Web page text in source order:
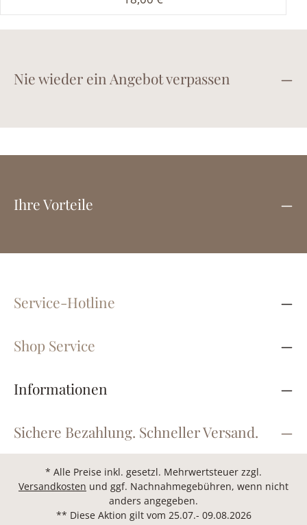
natürliche Schale einer Walnuss erinnert. Gefertigt
stilvolles Schmuckstück für jeden Anlass, das
Natürlichkeit und Eleganz harmonisch verbindet.
Nie wieder ein Angebot verpassen
Ihre Vorteile
Service-Hotline
Shop Service
Informationen
Sichere Bezahlung. Schneller Versand.
* Alle Preise inkl. gesetzl. Mehrwertsteuer zzgl.
Versandkosten und ggf. Nachnahmegebühren, wenn nicht
anders angegeben.
** Diese Aktion gilt vom 25.07.- 09.08.2026